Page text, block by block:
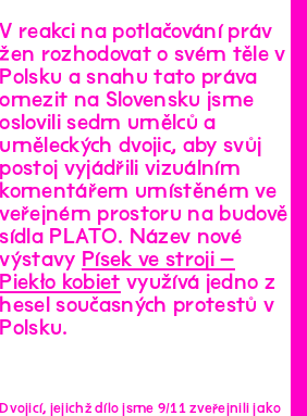
V reakci na potlačování práv
žen rozhodovat o svém těle v
Polsku a snahu tato práva
omezit na Slovensku jsme
oslovili sedm umělců a
uměleckých dvojic, aby svůj
postoj vyjádřili vizuálním
komentářem umístěném ve
veřejném prostoru na budově
sídla PLATO. Název nové
výstavy Písek ve stroji –
Piekło kobiet využívá jedno z
hesel současných protestů v
Polsku.
Dvojicí, jejichž dílo jsme 9/11 zveřejnili jako